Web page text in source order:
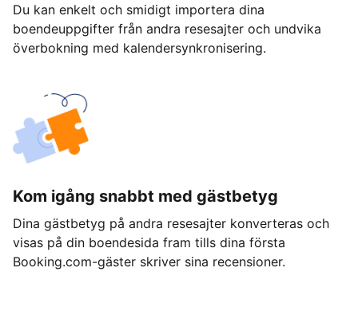
Du kan enkelt och smidigt importera dina
boendeuppgifter från andra resesajter och undvika
överbokning med kalendersynkronisering.
Kom igång snabbt med gästbetyg
Dina gästbetyg på andra resesajter konverteras och
visas på din boendesida fram tills dina första
Booking.com-gäster skriver sina recensioner.